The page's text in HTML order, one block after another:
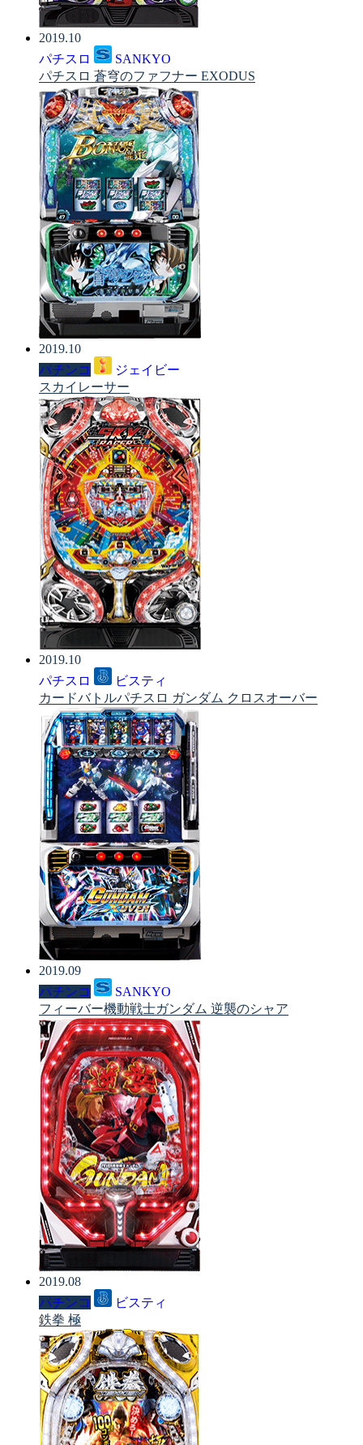
2019.10
パチスロ
SANKYO
パチスロ 蒼穹のファフナー EXODUS
2019.10
パチンコ
ジェイビー
スカイレーサー
2019.10
パチスロ
ビスティ
カードバトルパチスロ ガンダム クロスオーバー
2019.09
パチンコ
SANKYO
フィーバー機動戦士ガンダム 逆襲のシャア
2019.08
パチンコ
ビスティ
鉄拳 極